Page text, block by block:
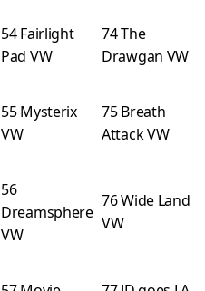
54 Fairlight
Pad VW
74 The
Drawgan VW
55 Mysterix
VW
75 Breath
Attack VW
56
Dreamsphere
VW
76 Wide Land
VW